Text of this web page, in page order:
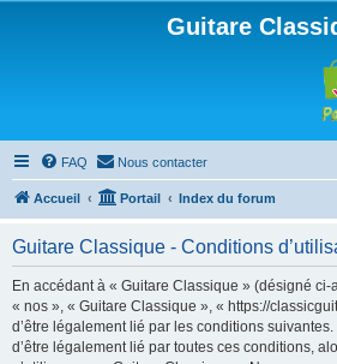
Guitare
FAQ Nous contacter
Accueil Portail Index du forum
Guitare Classique - Conditions
En accédant à « Guitare Classique » (désigné
« nos », « Guitare Classique », « https://
d’être légalement lié par les conditions suivantes.
d’être légalement lié par toutes ces conditions,